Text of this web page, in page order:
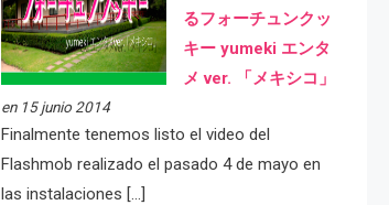
るフォーチュンクッ
キー yumeki エンタ
メ ver. 「メキシコ」
en 15 junio 2014
Finalmente tenemos listo el video del
Flashmob realizado el pasado 4 de mayo en
las instalaciones […]